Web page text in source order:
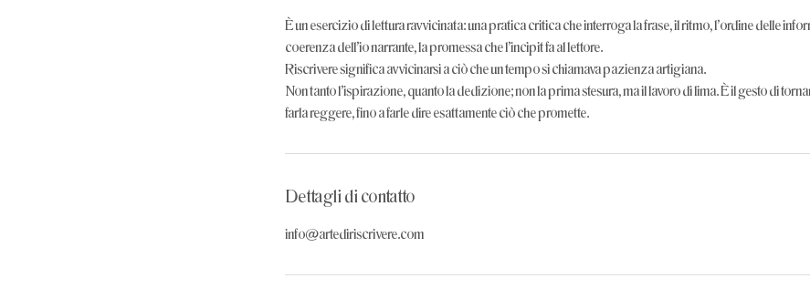
È un esercizio di lettura ravvicinata: una pratica critica che interroga la frase, il ritmo, l’ordine delle
coerenza dell’io narrante, la promessa che l’incipit fa al lettore.
Riscrivere significa avvicinarsi a ciò che un tempo si chiamava pazienza artigiana.
Non tanto l’ispirazione, quanto la dedizione; non la prima stesura, ma il lavoro di lima. È il gesto di
farla reggere, fino a farle dire esattamente ciò che promette.
Dettagli di contatto
info@artediriscrivere.com